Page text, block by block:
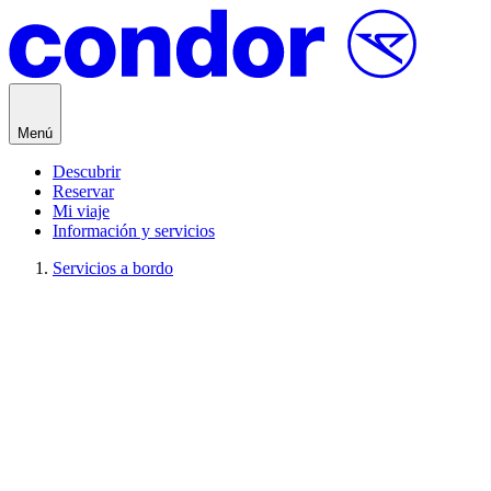
Menú
Descubrir
Reservar
Mi viaje
Información y servicios
Servicios a bordo